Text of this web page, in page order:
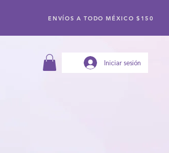
ENVÍOS A TODO MÉXICO $150
Iniciar sesión